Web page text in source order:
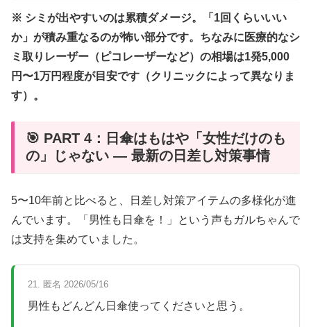
※ シミが出やすいのは累積ダメージ。「1回くらいいい
か」が積み重なるのが怖い部分です。ちなみに医療的なシ
ミ取りレーザー（ピコレーザーなど）の相場は1発5,000
円〜1万円程度が目安です（クリニックによって異なりま
す）。
🎯 PART 4：日傘はもはや「女性だけのも
の」じゃない — 最新の日差し対策事情
5〜10年前と比べると、日差し対策アイテムの多様化が進
んでいます。「男性も日傘を！」という声もガルちゃんで
は支持を集めていました。
21. 匿名 2026/05/16
男性もどんどん日傘使ってくださいと思う。